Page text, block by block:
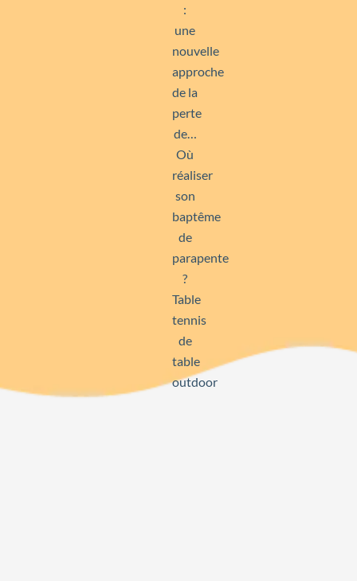
:
une
nouvelle
approche
de la
perte
de…
Où
réaliser
son
baptême
de
parapente
?
Table
tennis
de
table
outdoor